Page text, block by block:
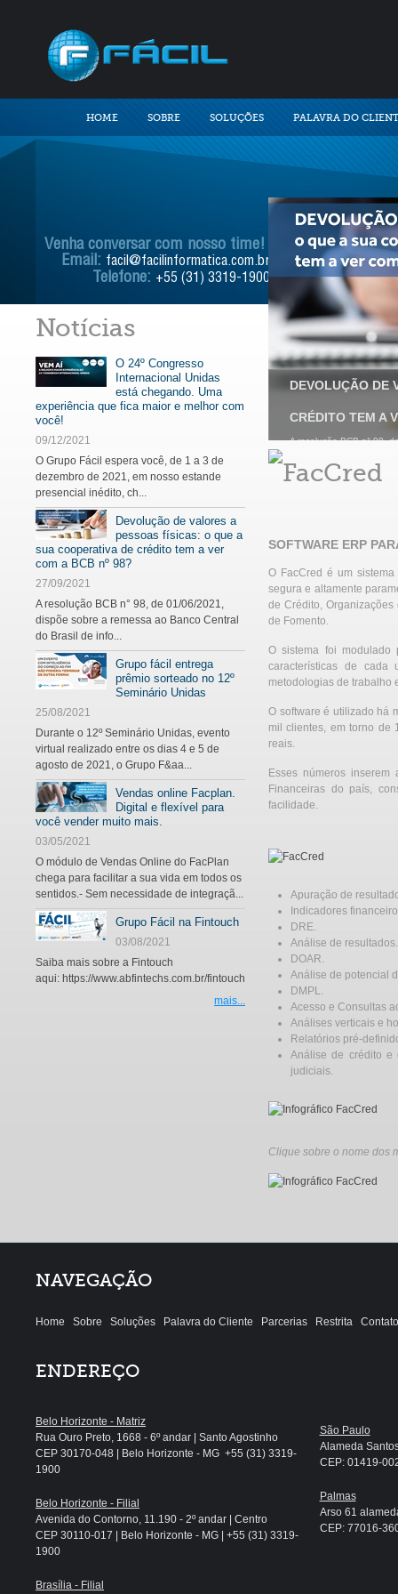
HOME SOBRE SOLUÇÕES PALAVRA DO
Venha conversar com nosso time!
Email: facil@facilinformatica.com.br
Telefone: +55 (31) 3319-1900
Notícias
O 24º Congresso
Internacional Unidas
está chegando. Uma
experiência que fica maior e melhor com
você!
09/12/2021
O Grupo Fácil espera você, de 1 a 3 de
dezembro de 2021, em nosso estande
presencial inédito, ch...
Devolução de valores a
pessoas físicas: o que a
sua cooperativa de crédito tem a ver
com a BCB nº 98?
27/09/2021
A resolução BCB n° 98, de 01/06/2021,
dispõe sobre a remessa ao Banco Central
do Brasil de info...
Grupo fácil entrega
prêmio sorteado no 12º
Seminário Unidas
25/08/2021
Durante o 12º Seminário Unidas, evento
virtual realizado entre os dias 4 e 5 de
agosto de 2021, o Grupo F&aa...
Vendas online Facplan.
Digital e flexível para
você vender muito mais.
03/05/2021
O módulo de Vendas Online do FacPlan
chega para facilitar a sua vida em todos os
sentidos.- Sem necessidade de integraçã...
Grupo Fácil na Fintouch
03/08/2021
Saiba mais sobre a Fintouch
aqui: https://www.abfintechs.com.br/fintouch
mais...
DEVOLUÇÃO DE
CRÉDITO TEM A
A resolução BCB n° 98,
SOFTWARE ERP
O FacCred é um
segura e altamente
de Crédito,
de Fomento.
O sistema foi modulado
características de cada
metodologias de trabalho
O software é utilizado há
mil clientes, em torno de
reais.
Esses números
Financeiras do país,
facilidade.
Apuração de
Indicadores
DRE.
Análise de resultados.
DOAR.
Análise de potencial
DMPL.
Acesso e Consultas
Análises verticais e
Relatórios pré-
Análise de crédito e
judiciais.
Clique sobre o nome dos
NAVEGAÇÃO
Home Sobre Soluções Palavra do Cliente Parcerias Restrita Contato
ENDEREÇO
Belo Horizonte - Matriz
Rua Ouro Preto, 1668 - 6º andar | Santo Agostinho
CEP 30170-048 | Belo Horizonte - MG +55 (31) 3319-
1900
Belo Horizonte - Filial
Avenida do Contorno, 11.190 - 2º andar | Centro
CEP 30110-017 | Belo Horizonte - MG | +55 (31) 3319-
1900
Brasília - Filial
São Paulo
Alameda
CEP: 01419-
Palmas
Arso 61
CEP: 77016-